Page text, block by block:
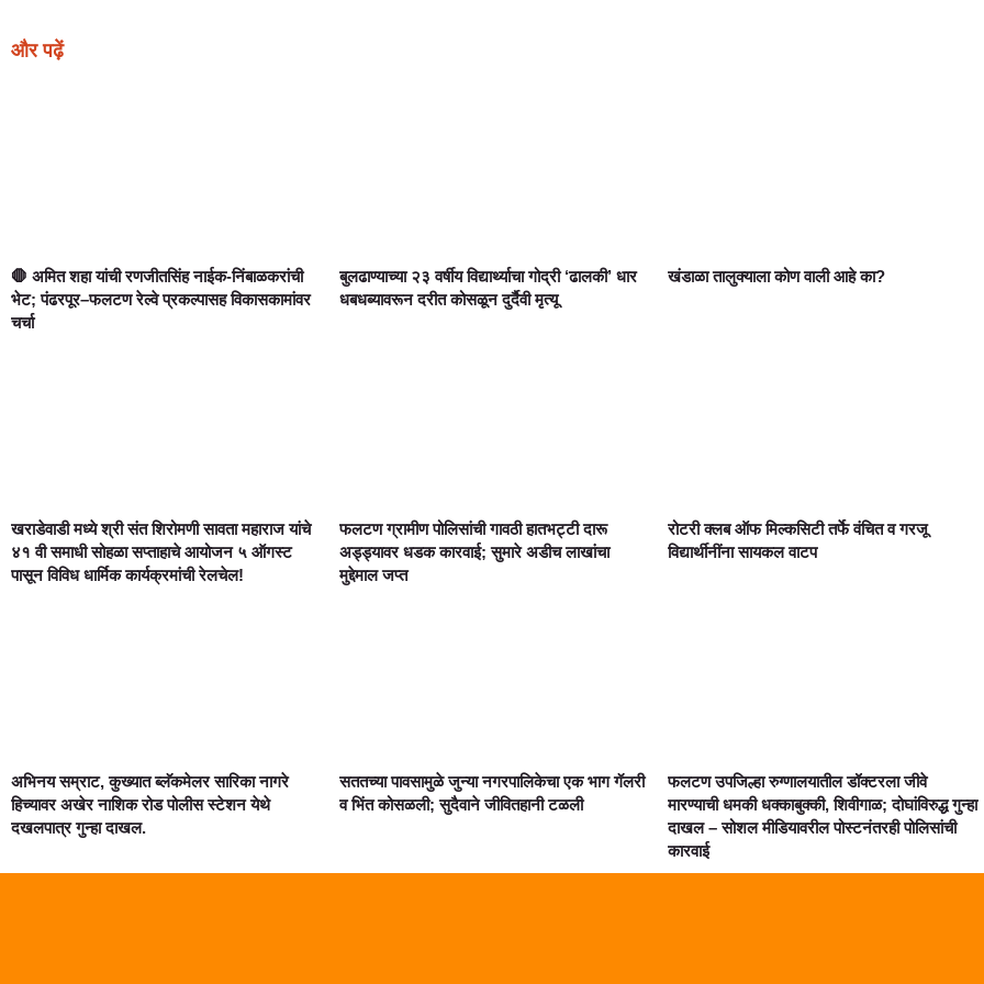
और पढ़ें
🛑 अमित शहा यांची रणजीतसिंह नाईक-निंबाळकरांची
भेट; पंढरपूर–फलटण रेल्वे प्रकल्पासह विकासकामांवर
चर्चा
बुलढाण्याच्या २३ वर्षीय विद्यार्थ्याचा गोद्री ‘ढालकी’ धार
धबधब्यावरून दरीत कोसळून दुर्दैवी मृत्यू
खंडाळा तालुक्याला कोण वाली आहे का?
खराडेवाडी मध्ये श्री संत शिरोमणी सावता महाराज यांचे
४१ वी समाधी सोहळा सप्ताहाचे आयोजन ५ ऑगस्ट
पासून विविध धार्मिक कार्यक्रमांची रेलचेल!
फलटण ग्रामीण पोलिसांची गावठी हातभट्टी दारू
अड्ड्यावर धडक कारवाई; सुमारे अडीच लाखांचा
मुद्देमाल जप्त
रोटरी क्लब ऑफ मिल्कसिटी तर्फे वंचित व गरजू
विद्यार्थीनींना सायकल वाटप
अभिनय सम्राट, कुख्यात ब्लॅकमेलर सारिका नागरे
हिच्यावर अखेर नाशिक रोड पोलीस स्टेशन येथे
दखलपात्र गुन्हा दाखल.
सततच्या पावसामुळे जुन्या नगरपालिकेचा एक भाग गॅलरी
व भिंत कोसळली; सुदैवाने जीवितहानी टळली
फलटण उपजिल्हा रुग्णालयातील डॉक्टरला जीवे
मारण्याची धमकी धक्काबुक्की, शिवीगाळ; दोघांविरुद्ध गुन्हा
दाखल – सोशल मीडियावरील पोस्टनंतरही पोलिसांची
कारवाई